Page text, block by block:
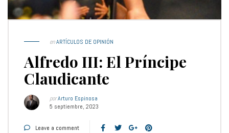
enARTÍCULOS DE OPINIÓN
Alfredo III: El Príncipe
Claudicante
porArturo Espinosa
5 septiembre, 2023
Leave a comment